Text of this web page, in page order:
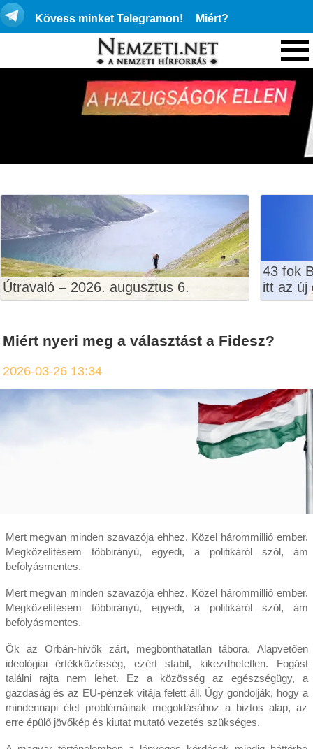
Kövess minket Telegramon! Miért?
Útravaló – 2026. augusztus 6.
43 fok
itt az új
Miért nyeri meg a választást a Fidesz?
2026-03-26 13:34
Mert megvan minden szavazója ehhez. Közel hárommillió ember.
Megközelítésem többirányú, egyedi, a politikáról szól, ám
befolyásmentes.
Mert megvan minden szavazója ehhez. Közel hárommillió ember.
Megközelítésem többirányú, egyedi, a politikáról szól, ám
befolyásmentes.
Ők az Orbán-hívők zárt, megbonthatatlan tábora. Alapvetően
ideológiai értékközösség, ezért stabil, kikezdhetetlen. Fogást
találni rajta nem lehet. Ez a közösség az egészségügy, a
gazdaság és az EU-pénzek vitája felett áll. Úgy gondolják, hogy a
mindennapi élet problémáinak megoldásához a biztos alap, az
erre épülő jövőkép és kiutat mutató vezetés szükséges.